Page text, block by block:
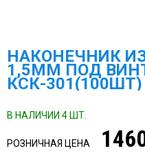
НАКОНЕЧНИК
1,5ММ ПОД
КСК-301(100ШТ)
В НАЛИЧИИ 4 ШТ.
РОЗНИЧНАЯ ЦЕНА